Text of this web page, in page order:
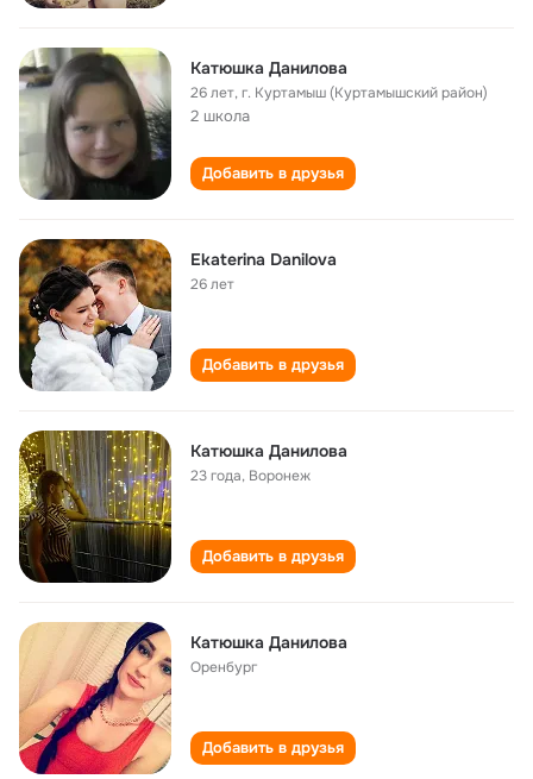
Катюшка Данилова
26 лет,г. Куртамыш (Куртамышский район)
2 школа
Добавить в друзья
Ekaterina Danilova
26 лет
Добавить в друзья
Катюшка Данилова
23 года, Воронеж
Добавить в друзья
Катюшка Данилова
Оренбург
Добавить в друзья